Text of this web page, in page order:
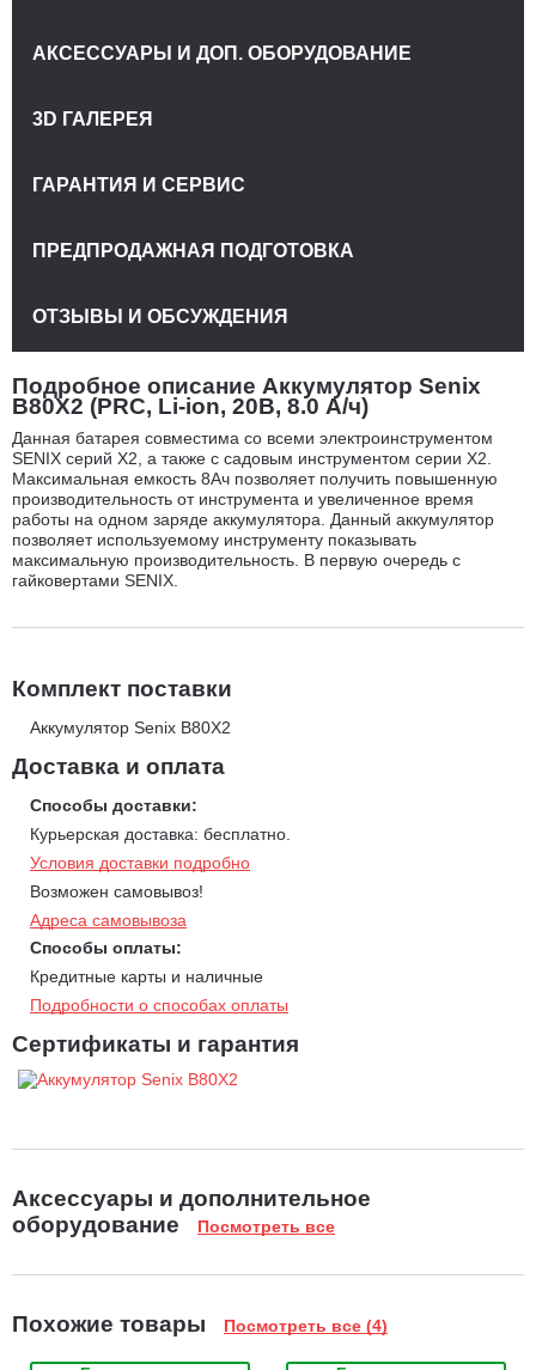
Подробное описание Аккумулятор Senix
B80X2 (PRC, Li-ion, 20В, 8.0 А/ч)
Данная батарея совместима со всеми электроинструментом
SENIX серий X2, а также с садовым инструментом серии X2.
Максимальная емкость 8Ач позволяет получить повышенную
производительность от инструмента и увеличенное время
работы на одном заряде аккумулятора. Данный аккумулятор
позволяет используемому инструменту показывать
максимальную производительность. В первую очередь с
гайковертами SENIX.
Комплект поставки
Аккумулятор Senix B80X2
Доставка и оплата
Способы доставки:
Курьерская доставка: бесплатно.
Условия доставки подробно
Возможен самовывоз!
Адреса самовывоза
Способы оплаты:
Кредитные карты и наличные
Подробности о способах оплаты
Сертификаты и гарантия
Аксессуары и дополнительное
оборудование
Посмотреть все
Похожие товары Посмотреть все (4)
АКСЕССУАРЫ И ДОП. ОБОРУДОВАНИЕ
3D ГАЛЕРЕЯ
ГАРАНТИЯ И СЕРВИС
ПРЕДПРОДАЖНАЯ ПОДГОТОВКА
ОТЗЫВЫ И ОБСУЖДЕНИЯ